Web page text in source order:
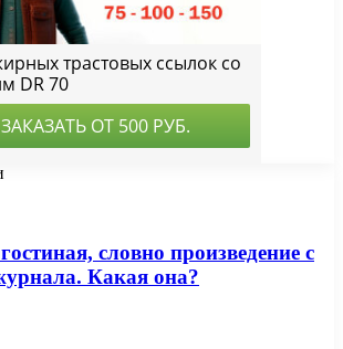
словно произведение с
Какая она?